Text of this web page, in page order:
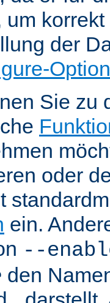
der
Sie zu
oder
ein.
--
den